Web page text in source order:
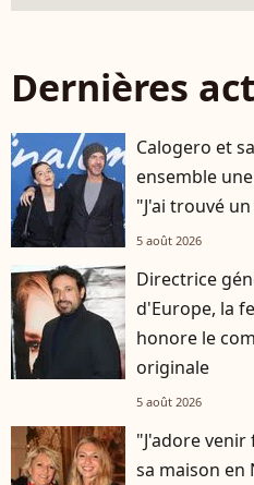
Dernières
Calogero et
ensemble
"J'ai trouvé
5 août 2026
Directrice
d'Europe, la
honore le
originale
5 août 2026
"J'adore
sa maison en